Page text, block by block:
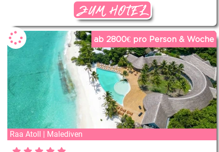
ZUM HOTEL
ab 2800€ pro Person & Woche
Raa Atoll | Malediven